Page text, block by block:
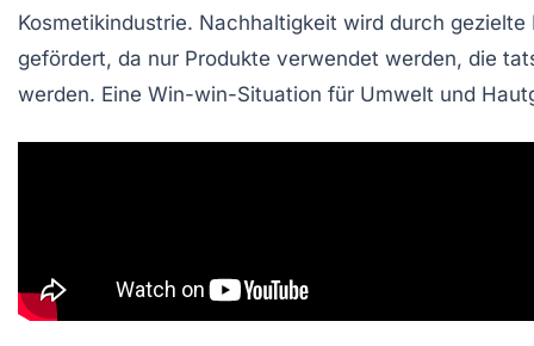
Kosmetikindustrie. Nachhaltigkeit wird durch gezielte
gefördert, da nur Produkte verwendet werden, die
werden. Eine Win-win-Situation für Umwelt und